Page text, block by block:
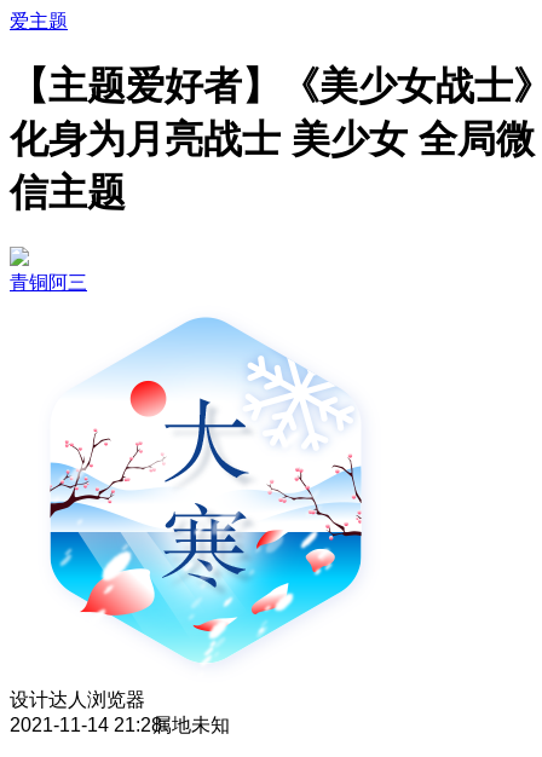
爱主题
【主题爱好者】《美少女战士
化身为月亮战士 美少女 全局微
信主题
青铜阿三
设计达人 浏览器
2021-11-14 21:28属地未知